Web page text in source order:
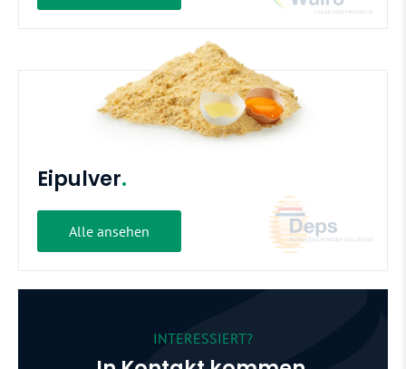
Eipulver.
Alle ansehen
INTERESSIERT?